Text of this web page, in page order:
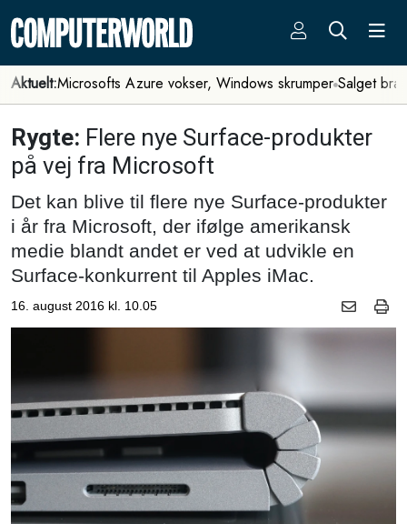
Aktuelt:Microsofts Azure vokser, Windows skrumper Salget
Rygte: Flere nye Surface-produkter
på vej fra Microsoft
Det kan blive til flere nye Surface-produkter
i år fra Microsoft, der ifølge amerikansk
medie blandt andet er ved at udvikle en
Surface-konkurrent til Apples iMac.
16. august 2016 kl. 10.05